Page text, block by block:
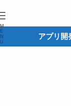
M
E
N
U
アプリ開